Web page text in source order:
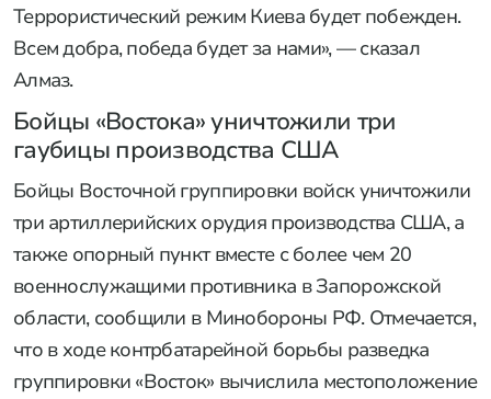
Террористический режим Киева будет побежден.
Всем добра, победа будет за нами», — сказал
Алмаз.
Бойцы «Востока» уничтожили три
гаубицы производства США
Бойцы Восточной группировки войск уничтожили
три артиллерийских орудия производства США, а
также опорный пункт вместе с более чем 20
военнослужащими противника в Запорожской
области, сообщили в Минобороны РФ. Отмечается,
что в ходе контрбатарейной борьбы разведка
группировки «Восток» вычислила местоположение